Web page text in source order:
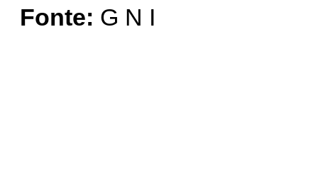
Fonte: G N I